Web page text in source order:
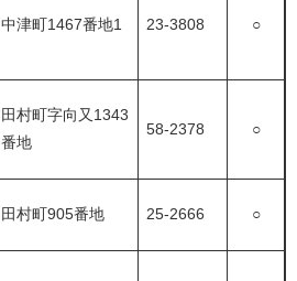
中津町1467番地1 23-3808 ○
田村町字向又1343
番地
58-2378 ○
田村町905番地 25-2666 ○